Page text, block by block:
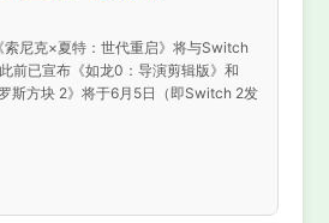
索尼克×夏特：世代重启》将与Switch
前已宣布《如龙0：导演剪辑版》和
斯方块 2》将于6月5日（即Switch 2发